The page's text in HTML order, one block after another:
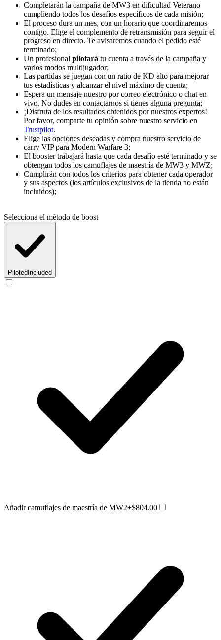
Completarán la campaña de MW3 en dificultad Veterano
cumpliendo todos los desafíos específicos de cada misión;
El proceso dura un mes, con un horario que coordinaremos
contigo. Elige el complemento de retransmisión para seguir el
progreso en directo. Te avisaremos cuando el pedido esté
terminado;
Un profesional pilotará tu cuenta a través de la campaña y
varios modos multijugador;
Las partidas se juegan con un ratio de KD alto para mejorar
tus estadísticas y alcanzar el nivel máximo de cuenta;
Espera un mensaje nuestro por correo electrónico o chat en
vivo. No dudes en contactarnos si tienes alguna pregunta;
¡Disfruta de los resultados obtenidos por nuestros expertos!
Por favor, comparte tu opinión sobre nuestro servicio en
Trustpilot.
Elige las opciones deseadas y compra nuestro servicio de
carry VIP para Modern Warfare 3;
El booster trabajará hasta que cada desafío esté terminado y se
obtengan todos los camuflajes de maestría de MW3 y MWZ;
Cumplirán con todos los criterios para obtener cada operador
y sus aspectos (los artículos exclusivos de la tienda no están
incluidos);
Selecciona el método de boost
Piloted Included
Añadir camuflajes de maestría de MW2+$804.00